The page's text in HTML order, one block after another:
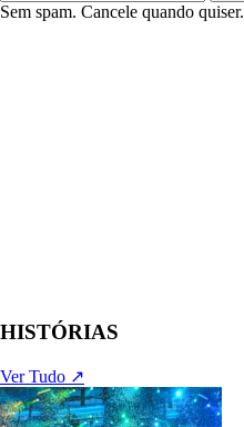
Sem spam. Cancele quando quiser.
HISTÓRIAS
Ver Tudo ↗